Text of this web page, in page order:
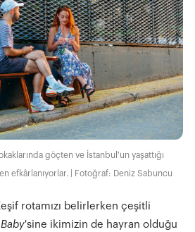
göçten ve İstanbul'un yaşattığı
efkârlanıyorlar. | Fotoğraf: Deniz Sabuncu
rotamızı belirlerken çeşitli
'sine ikimizin de hayran olduğu